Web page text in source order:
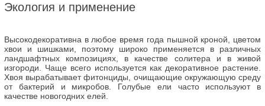
Экология и применение
Высокодекоративна в любое время года пышной кроной, цветом
хвои и шишками, поэтому широко применяется в различных
ландшафтных композициях, в качестве солитера и в живой
изгороди. Чаще всего используется как декоративное растение.
Хвоя вырабатывает фитонциды, очищающие окружающую среду
от бактерий и микробов. Голубые ели часто используют в
качестве новогодних елей.